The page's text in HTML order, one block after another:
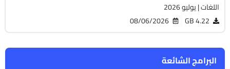
البرامج الشائعة
اللغات | يوليو 2026
4.22 GB
08/06/2026